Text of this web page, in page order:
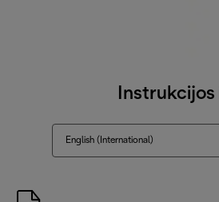
English (International)